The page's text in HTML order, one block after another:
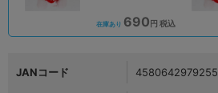
在庫あり 690 円 税込
JANコード 4580642979255